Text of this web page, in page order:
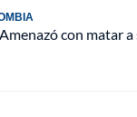
Amenazó con matar